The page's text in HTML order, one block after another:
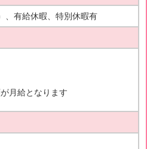
、有給休暇、特別休暇有
月給となります